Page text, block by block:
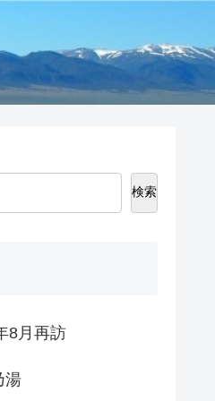
検索
8月再訪
湯